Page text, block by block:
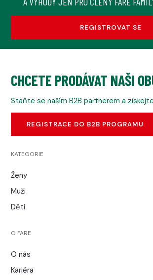
REGISTROVAT SE
CHCETE PRODÁVAT NAŠI
Staňte se naším B2B partnerem a
REGISTRACE DO B2B PROGRAMU
KATEGORIE
Ženy
Muži
Děti
O FARE
O nás
Kariéra